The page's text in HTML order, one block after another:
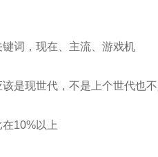
词，现在、主流、游戏机
是现世代，不是上个世代也不
10%以上